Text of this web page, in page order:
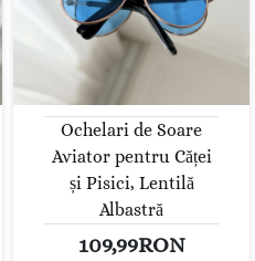
Ochelari de Soare
Aviator pentru Căței
și Pisici, Lentilă
Albastră
109,99RON